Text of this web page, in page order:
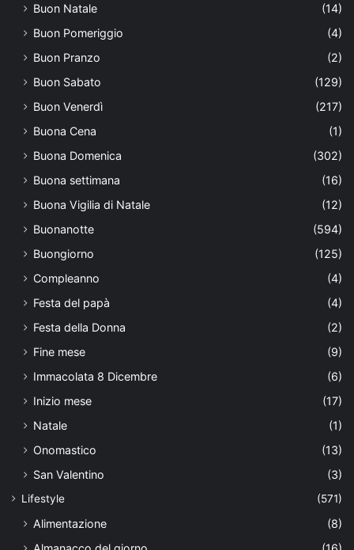
Buon Natale
(14)
Buon Pomeriggio
(4)
Buon Pranzo
(2)
Buon Sabato
(129)
Buon Venerdì
(217)
Buona Cena
(1)
Buona Domenica
(302)
Buona settimana
(16)
Buona Vigilia di Natale
(12)
Buonanotte
(594)
Buongiorno
(125)
Compleanno
(4)
Festa del papà
(4)
Festa della Donna
(2)
Fine mese
(9)
Immacolata 8 Dicembre
(6)
Inizio mese
(17)
Natale
(1)
Onomastico
(13)
San Valentino
(3)
Lifestyle (571)
Alimentazione
(8)